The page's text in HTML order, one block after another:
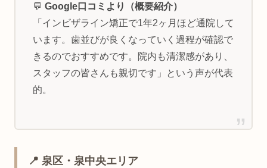
💬 Google口コミより（概要紹介）
「インビザライン矯正で1年2ヶ月ほど通院して
います。歯並びが良くなっていく過程が確認で
きるのでおすすめです。院内も清潔感があり、
スタッフの皆さんも親切です」という声が代表
的。
📍 泉区・泉中央エリア